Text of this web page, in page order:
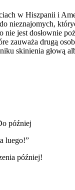
w Hiszpanii i
do nieznajomych,
nie jest dosłownie
zauważa drugą
skinienia głową
później
luego!”
później!